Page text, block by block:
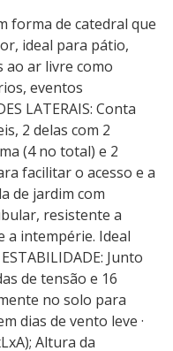
forma de catedral que
ideal para pátio,
ao ar livre como
eventos
LATERAIS: Conta
2 delas com 2
(4 no total) e 2
facilitar o acesso e a
de jardim com
resistente a
a intempérie. Ideal
Junto
de tensão e 16
no solo para
dias de vento leve ·
Altura da